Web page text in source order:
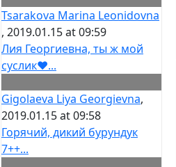
Tsarakova Marina Leonidovna
, 2019.01.15 at 09:59
Лия Георгиевна, ты ж мой
суслик❤️...
Gigolaeva Liya Georgievna,
2019.01.15 at 09:58
Горячий, дикий бурундук
7++...